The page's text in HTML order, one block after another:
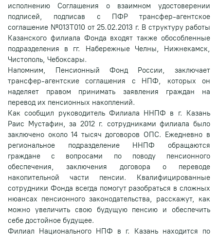
исполнению Соглашения о взаимном удостоверении
подписей, подписав с ПФР трансфер-агентское
соглашение №013Т010 от 25.02.2013 г. В структуру работы
Казанского филиала Фонда входят также обособленные
подразделения в гг. Набережные Челны, Нижнекамск,
Чистополь, Чебоксары.
Напомним, Пенсионный Фонд России, заключает
трансфер-агентские соглашения с НПФ, которых он
наделяет правом принимать заявления граждан на
перевод их пенсионных накоплений.
Как сообщил руководитель Филиала ННПФ в г. Казань
Раис Мустафин, за 2012 г. сотрудниками филиала было
заключено около 14 тысяч договоров ОПС. Ежедневно в
региональное подразделение ННПФ обращаются
граждане с вопросами по поводу пенсионного
обеспечения, заключения договора о переводе
накопительной части пенсии. Квалифицированные
сотрудники Фонда всегда помогут разобраться в сложных
нюансах пенсионного законодательства, расскажут, как
можно увеличить свою будущую пенсию и обеспечить
себе достойное будущее.
Филиал Национального НПФ в г. Казань находится по